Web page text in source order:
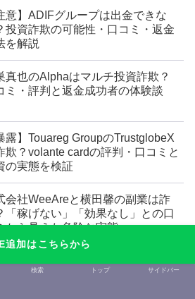
意】ADIFグループは出金できな
投資詐欺の可能性・口コミ・返金
を解説
真也のAlphaはマルチ投資詐欺？
ミ・評判と返金成功者の体験談
露】Touareg GroupのTrustglobeX
欺？volante cardの評判・口コミと
の実態を検証
会社WeeAreと横田馨の副業は詐
「稼げない」「効果なし」との口
から見えた危険な実態
勧誘と評判・口コミから詐欺疑惑
追加はこちらから
検索 トップ サイドバー